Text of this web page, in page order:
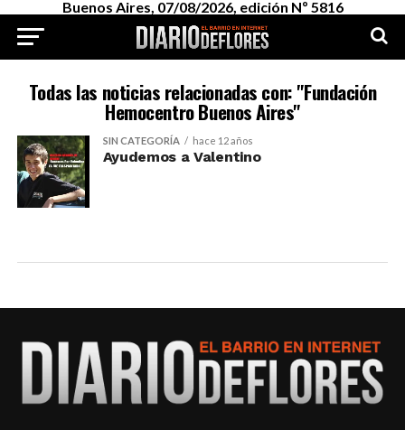
Buenos Aires, 07/08/2026, edición Nº 5816
Todas las noticias relacionadas con: "Fundación
Hemocentro Buenos Aires"
SIN CATEGORÍA hace 12 años
Ayudemos a Valentino